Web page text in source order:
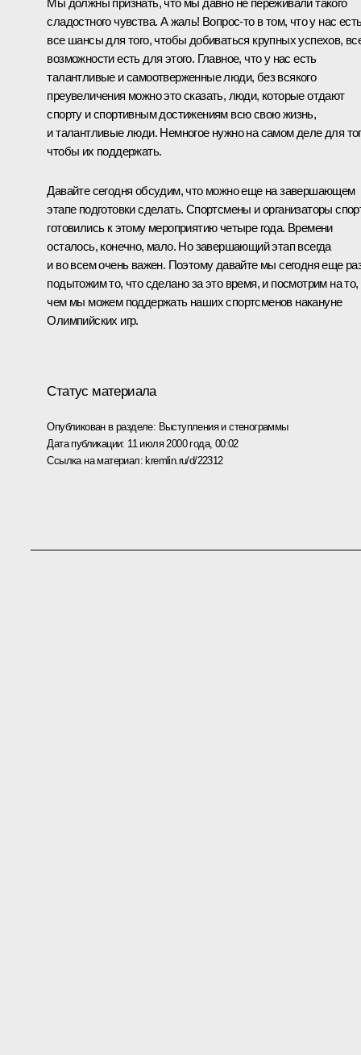
Мы должны признать, что мы давно не переживали такого
сладостного чувства. А жаль! Вопрос‑то в том, что у нас
все шансы для того, чтобы добиваться крупных успехов,
возможности есть для этого. Главное, что у нас есть
талантливые и самоотверженные люди, без всякого
преувеличения можно это сказать, люди, которые отдают
спорту и спортивным достижениям всю свою жизнь,
и талантливые люди. Немногое нужно на самом деле для
чтобы их поддержать.
Давайте сегодня обсудим, что можно еще на завершающем
этапе подготовки сделать. Спортсмены и организаторы
готовились к этому мероприятию четыре года. Времени
осталось, конечно, мало. Но завершающий этап всегда
и во всем очень важен. Поэтому давайте мы сегодня еще
подытожим то, что сделано за это время, и посмотрим на то,
чем мы можем поддержать наших спортсменов накануне
Олимпийских игр.
Статус материала
Опубликован в разделе: Выступления и стенограммы
Дата публикации: 11 июля 2000 года, 00:02
Ссылка на материал:kremlin.ru/d/22312